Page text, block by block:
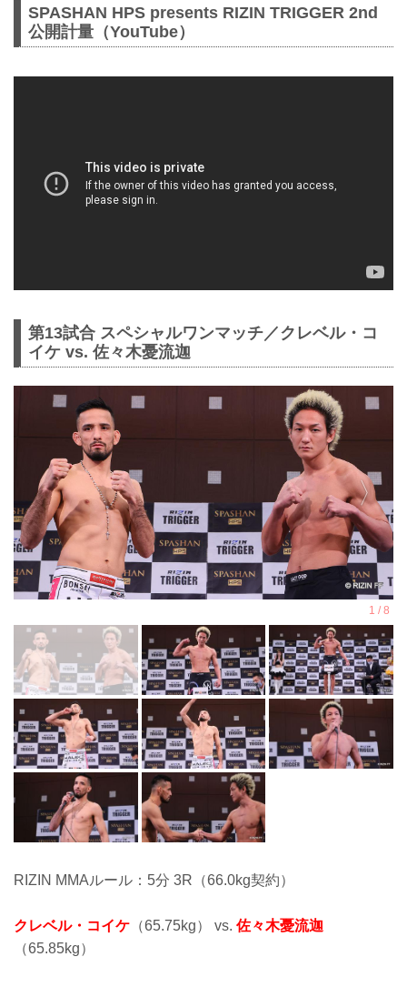
SPASHAN HPS presents RIZIN TRIGGER 2nd
公開計量（YouTube）
第13試合 スペシャルワンマッチ／クレベル・コ
イケ vs. 佐々木憂流迦
RIZIN MMAルール：5分 3R（66.0kg契約）
クレベル・コイケ （65.75kg） vs. 佐々木憂流迦
（65.85kg）